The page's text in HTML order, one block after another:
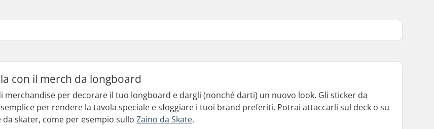
con il merch da longboard
merchandise per decorare il tuo longboard e dargli (nonché darti) un nuovo look. Gli sticker da
per rendere la tavola speciale e sfoggiare i tuoi brand preferiti. Potrai attaccarli sul deck o su
skater, come per esempio sulloZaino da Skate.